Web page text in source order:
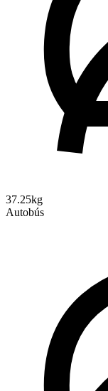
37.25kg
Autobús